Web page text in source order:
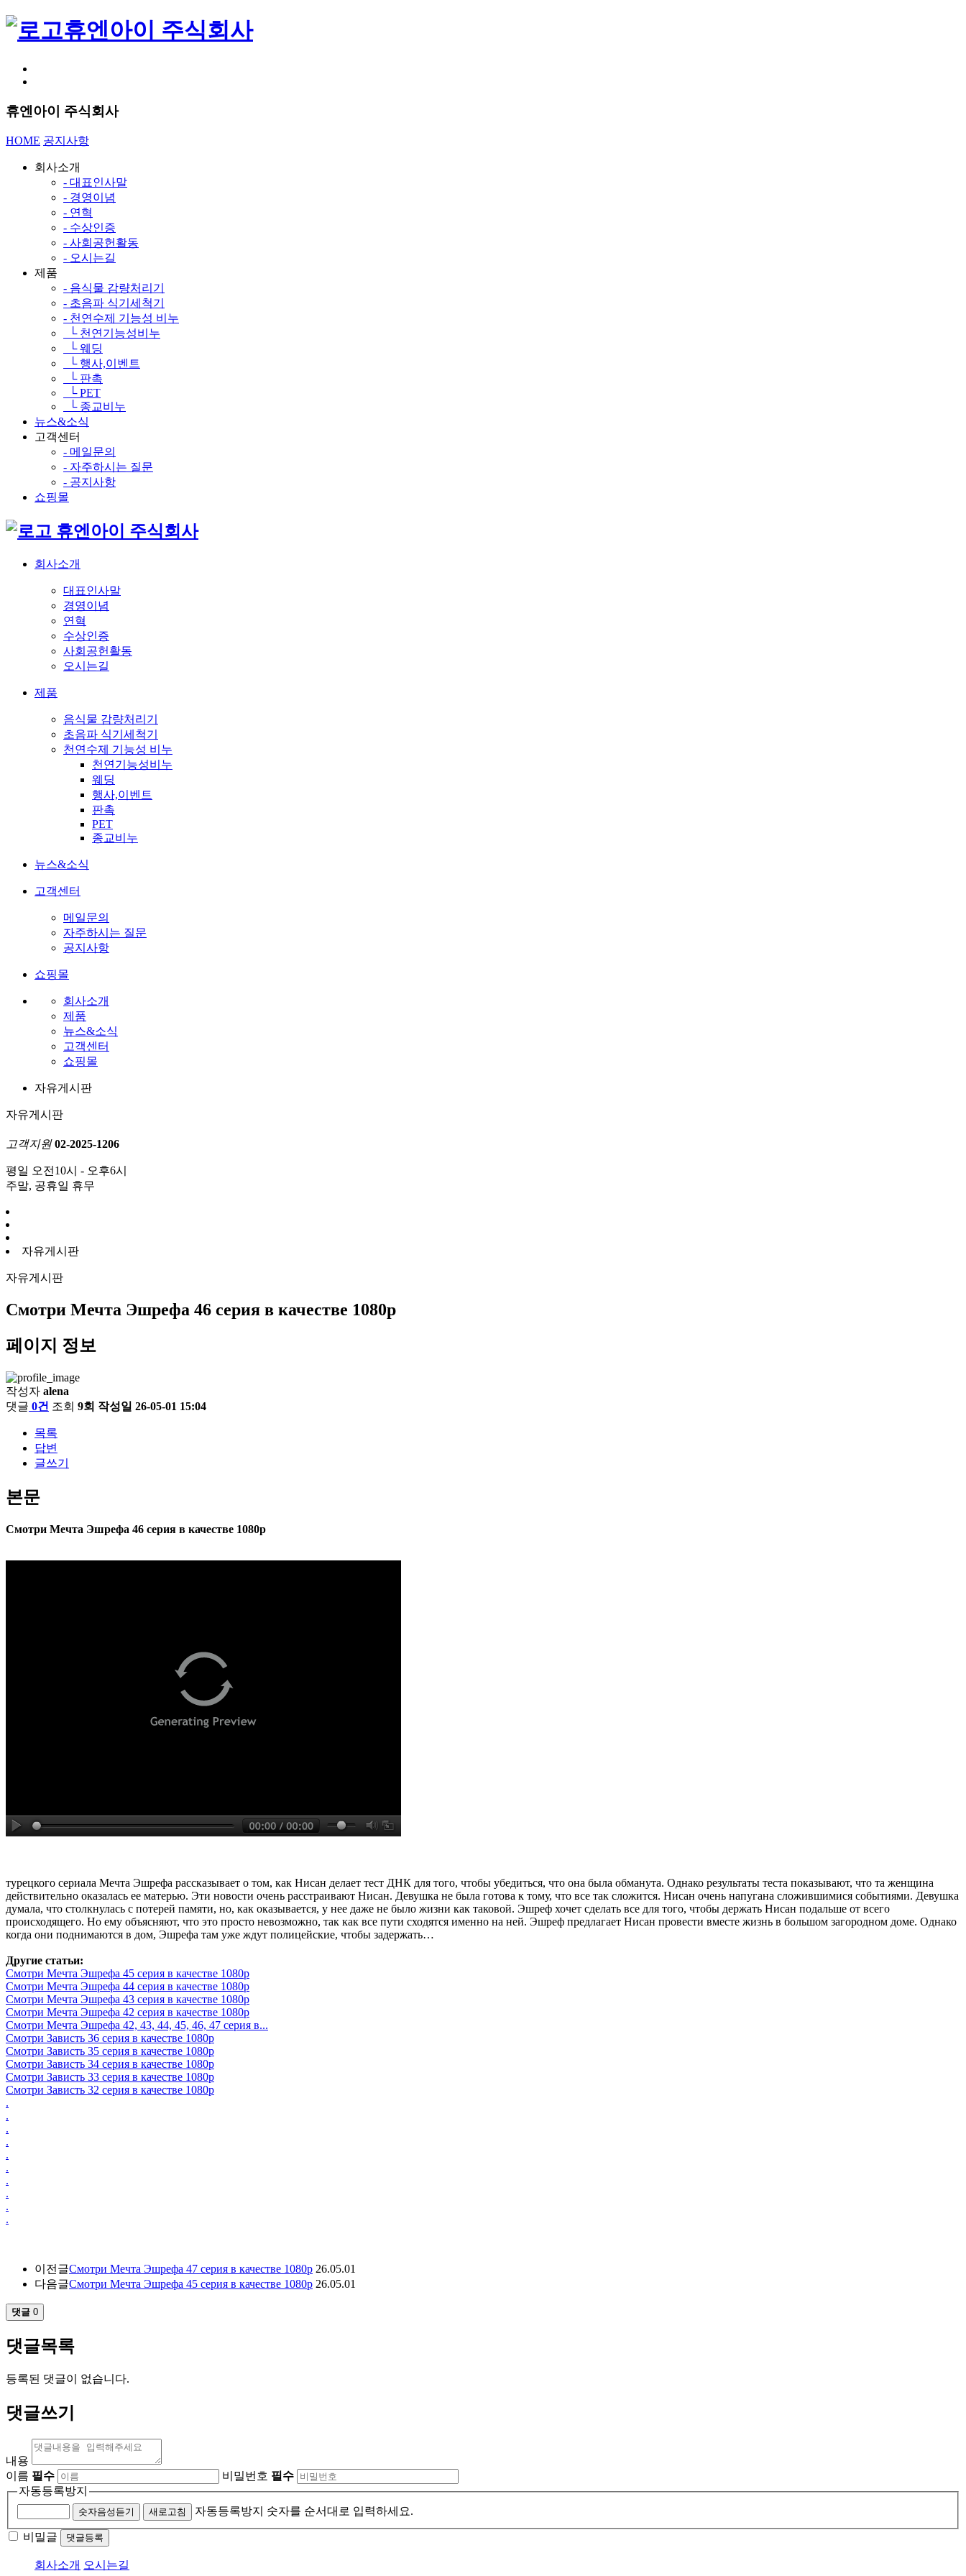
휴엔아이 주식회사
휴엔아이 주식회사
HOME 공지사항
회사소개
- 대표인사말
- 경영이념
- 연혁
- 수상인증
- 사회공헌활동
- 오시는길
제품
- 음식물 감량처리기
- 초음파 식기세척기
- 천연수제 기능성 비누
└ 천연기능성비누
└ 웨딩
└ 행사,이벤트
└ 판촉
└ PET
└ 종교비누
뉴스&소식
고객센터
- 메일문의
- 자주하시는 질문
- 공지사항
쇼핑몰
휴엔아이 주식회사
회사소개
대표인사말
경영이념
연혁
수상인증
사회공헌활동
오시는길
제품
음식물 감량처리기
초음파 식기세척기
천연수제 기능성 비누
천연기능성비누
웨딩
행사,이벤트
판촉
PET
종교비누
뉴스&소식
고객센터
메일문의
자주하시는 질문
공지사항
쇼핑몰
회사소개
제품
뉴스&소식
고객센터
쇼핑몰
자유게시판
자유게시판
고객지원 02-2025-1206
평일 오전10시 - 오후6시
주말, 공휴일 휴무
자유게시판
자유게시판
Смотри Мечта Эшрефа 46 серия в качестве 1080p
페이지 정보
작성자 alena
댓글 0건 조회 9회 작성일 26-05-01 15:04
목록
답변
글쓰기
본문
Смотри Мечта Эшрефа 46 серия в качестве 1080p
турецкого сериала Мечта Эшрефа рассказывает о том, как Нисан делает тест ДНК для того, чтобы убедиться, что она была обманута. Однако результаты теста показывают, что та женщина
действительно оказалась ее матерью. Эти новости очень расстраивают Нисан. Девушка не была готова к тому, что все так сложится. Нисан очень напугана сложившимися событиями. Девушка
думала, что столкнулась с потерей памяти, но, как оказывается, у нее даже не было жизни как таковой. Эшреф хочет сделать все для того, чтобы держать Нисан подальше от всего
происходящего. Но ему объясняют, что это просто невозможно, так как все пути сходятся именно на ней. Эшреф предлагает Нисан провести вместе жизнь в большом загородном доме. Однако
когда они поднимаются в дом, Эшрефа там уже ждут полицейские, чтобы задержать…
Другие статьи:
Смотри Мечта Эшрефа 45 серия в качестве 1080p
Смотри Мечта Эшрефа 44 серия в качестве 1080p
Смотри Мечта Эшрефа 43 серия в качестве 1080p
Смотри Мечта Эшрефа 42 серия в качестве 1080p
Смотри Мечта Эшрефа 42, 43, 44, 45, 46, 47 серия в...
Смотри Зависть 36 серия в качестве 1080p
Смотри Зависть 35 серия в качестве 1080p
Смотри Зависть 34 серия в качестве 1080p
Смотри Зависть 33 серия в качестве 1080p
Смотри Зависть 32 серия в качестве 1080p
.
.
.
.
.
.
.
.
.
.
이전글Смотри Мечта Эшрефа 47 серия в качестве 1080p 26.05.01
다음글Смотри Мечта Эшрефа 45 серия в качестве 1080p 26.05.01
댓글 0
댓글목록
등록된 댓글이 없습니다.
댓글쓰기
내용
이름 필수 비밀번호 필수
자동등록방지
숫자음성듣기 새로고침 자동등록방지 숫자를 순서대로 입력하세요.
비밀글 댓글등록
회사소개 오시는길